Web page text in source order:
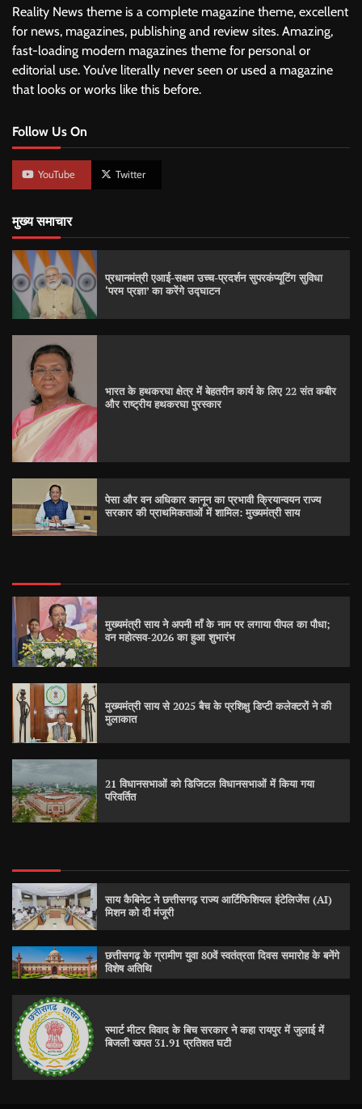
Reality News theme is a complete magazine theme, excellent
for news, magazines, publishing and review sites. Amazing,
fast-loading modern magazines theme for personal or
editorial use. You’ve literally never seen or used a magazine
that looks or works like this before.
Follow Us On
YouTube Twitter
मुख्य समाचार
प्रधानमंत्री एआई-सक्षम उच्च-प्रदर्शन सुपरकंप्यूटिंग सुविधा
‘परम प्रज्ञा’ का करेंगे उद्घाटन
भारत के हथकरघा क्षेत्र में बेहतरीन कार्य के लिए 22 संत कबीर
और राष्ट्रीय हथकरघा पुरस्कार
पेसा और वन अधिकार कानून का प्रभावी क्रियान्वयन राज्य
सरकार की प्राथमिकताओं में शामिल: मुख्यमंत्री साय
मुख्यमंत्री साय ने अपनी माँ के नाम पर लगाया पीपल का पौधा;
वन महोत्सव-2026 का हुआ शुभारंभ
मुख्यमंत्री साय से 2025 बैच के प्रशिक्षु डिप्टी कलेक्टरों ने की
मुलाकात
21 विधानसभाओं को डिजिटल विधानसभाओं में किया गया
परिवर्तित
साय कैबिनेट ने छत्तीसगढ़ राज्य आर्टिफिशियल इंटेलिजेंस (AI)
मिशन को दी मंजूरी
छत्तीसगढ़ के ग्रामीण युवा 80वें स्वतंत्रता दिवस समारोह के बनेंगे
विशेष अतिथि
स्मार्ट मीटर विवाद के बिच सरकार ने कहा रायपुर में जुलाई में
बिजली खपत 31.91 प्रतिशत घटी